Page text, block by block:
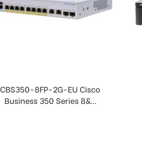
CBS350-8FP-2G-EU Cisco
Business 350 Series 8&...